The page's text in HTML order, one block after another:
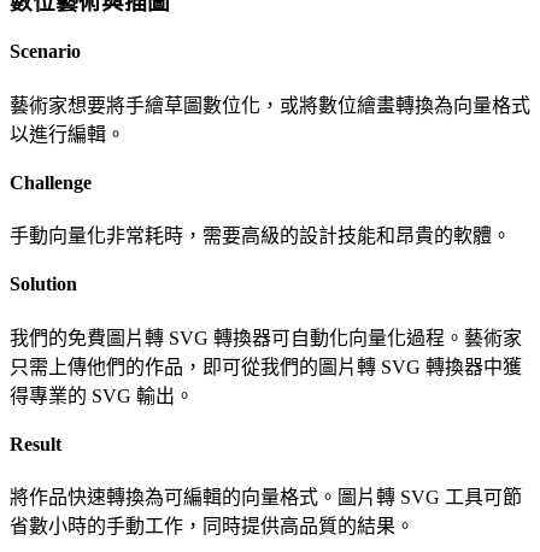
Scenario
藝術家想要將手繪草圖數位化，或將數位繪畫轉換為向量格式
以進行編輯。
Challenge
手動向量化非常耗時，需要高級的設計技能和昂貴的軟體。
Solution
我們的免費圖片轉 SVG 轉換器可自動化向量化過程。藝術家
只需上傳他們的作品，即可從我們的圖片轉 SVG 轉換器中獲
得專業的 SVG 輸出。
Result
將作品快速轉換為可編輯的向量格式。圖片轉 SVG 工具可節
省數小時的手動工作，同時提供高品質的結果。